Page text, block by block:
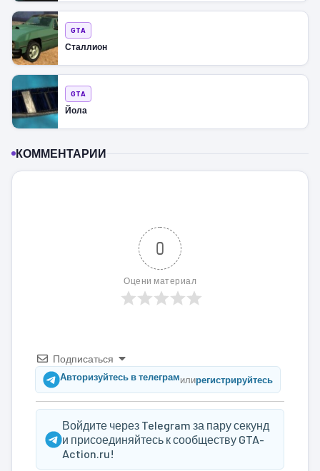
GTA
Сталлион
GTA
Йола
КОММЕНТАРИИ
0
Оцени материал
Подписаться
Авторизуйтесь в телеграмилирегистрируйтесь
Войдите через Telegram за пару секунд
и присоединяйтесь к сообществу GTA-
Action.ru!